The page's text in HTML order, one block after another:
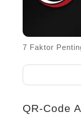
7 Faktor
QR-Code